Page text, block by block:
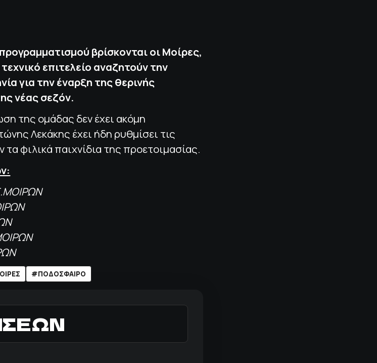
βρίσκονται οι Μοίρες,
επιτελείο αναζητούν την
για την έναρξη της θερινής
νέας σεζόν.
της ομάδας δεν έχει ακόμη
Λεκάκης έχει ήδη ρυθμίσει τις
φιλικά παιχνίδια της προετοιμασίας.
#ΠΟΔΌΣΦΑΙΡΟ